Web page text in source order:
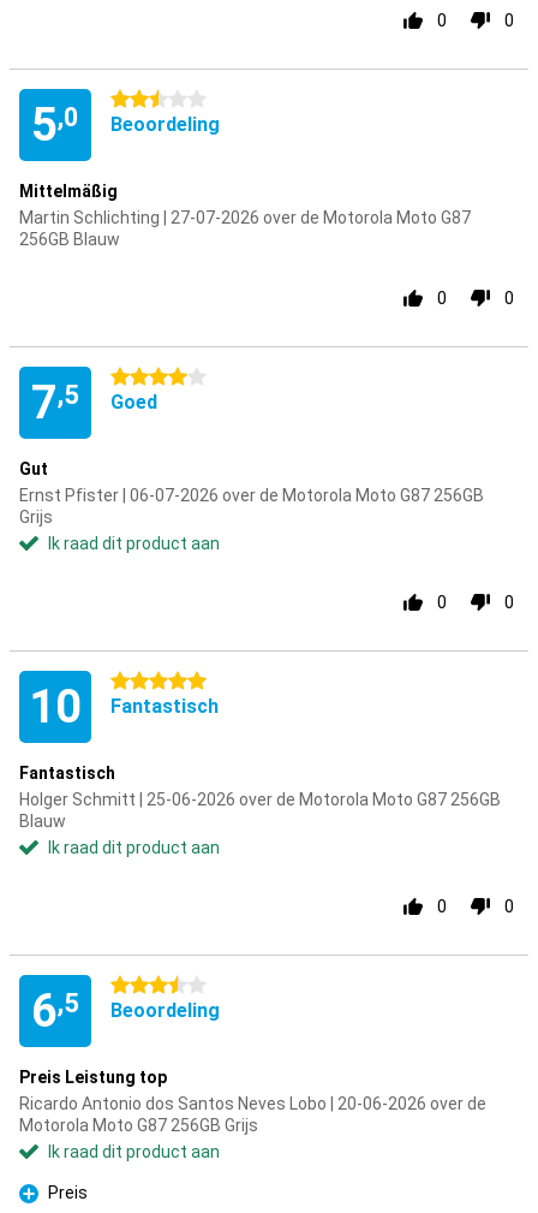
0 0
5,0
2.5 sterren
Beoordeling
Mittelmäßig
Martin Schlichting | 27-07-2026 over de Motorola Moto G87
256GB Blauw
0 0
7,5
4 sterren
Goed
Gut
Ernst Pfister | 06-07-2026 over de Motorola Moto G87 256GB
Grijs
Ik raad dit product aan
0 0
10 5 sterren
Fantastisch
Fantastisch
Holger Schmitt | 25-06-2026 over de Motorola Moto G87 256GB
Blauw
Ik raad dit product aan
0 0
6,5
3.5 sterren
Beoordeling
Preis Leistung top
Ricardo Antonio dos Santos Neves Lobo | 20-06-2026 over de
Motorola Moto G87 256GB Grijs
Ik raad dit product aan
Pluspunt
Preis